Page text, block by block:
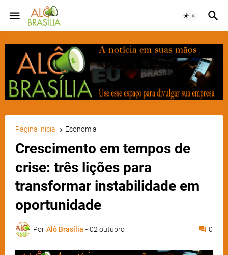
Página inicial Economia
Crescimento em tempos de
crise: três lições para
transformar instabilidade em
oportunidade
Por Alô Brasília - 02 outubro 0